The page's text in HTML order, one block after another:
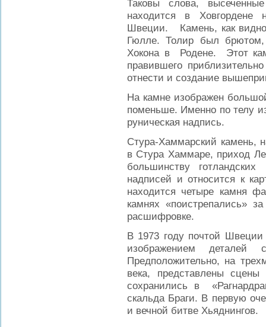
Таковы слова,
находится в
Швеции. Камень, как
Гюлле. Толир был
Хокона в Родене. Этот
правившего
отнести и создание
На камне изображен
поменьше. Именно по телу
руническая надпись.
Стура-Хаммарский камень,
в Стура Хаммаре, приход
большинству
надписей и относится к
находится четыре камня
камнях «поистрепались»
расшифровке.
В 1973 году почтой
изображением деталей
Предположительно, на
века, представлены
сохранились в
скальда Браги. В первую
и вечной битве Хьяднингов.